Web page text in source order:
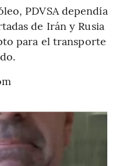
PDVSA dependía
de Irán y Rusia
para el transporte